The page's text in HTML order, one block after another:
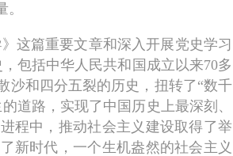
这篇重要文章和深入开展党史学习
包括中华人民共和国成立以来70多
沙和四分五裂的历史，扭转了“数千
道路，实现了中国历史上最深刻、
程中，推动社会主义建设取得了举
新时代，一个生机盎然的社会主义